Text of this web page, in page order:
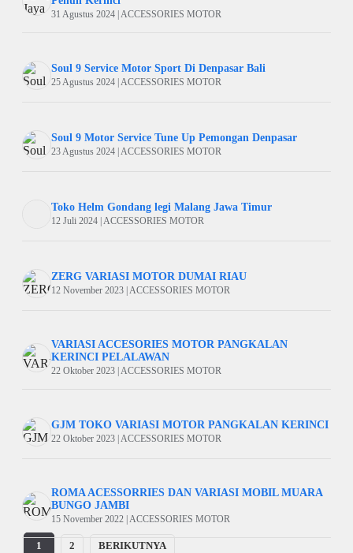
31 Agustus 2024 | ACCESSORIES MOTOR
Soul 9 Service Motor Sport Di Denpasar Bali
25 Agustus 2024 | ACCESSORIES MOTOR
Soul 9 Motor Service Tune Up Pemongan Denpasar
23 Agustus 2024 | ACCESSORIES MOTOR
Toko Helm Gondang legi Malang Jawa Timur
12 Juli 2024 | ACCESSORIES MOTOR
ZERG VARIASI MOTOR DUMAI RIAU
12 November 2023 | ACCESSORIES MOTOR
VARIASI ACCESORIES MOTOR PANGKALAN
KERINCI PELALAWAN
22 Oktober 2023 | ACCESSORIES MOTOR
GJM TOKO VARIASI MOTOR PANGKALAN KERINCI
22 Oktober 2023 | ACCESSORIES MOTOR
ROMA ACESSORRIES DAN VARIASI MOBIL MUARA
BUNGO JAMBI
15 November 2022 | ACCESSORIES MOTOR
1 2 BERIKUTNYA